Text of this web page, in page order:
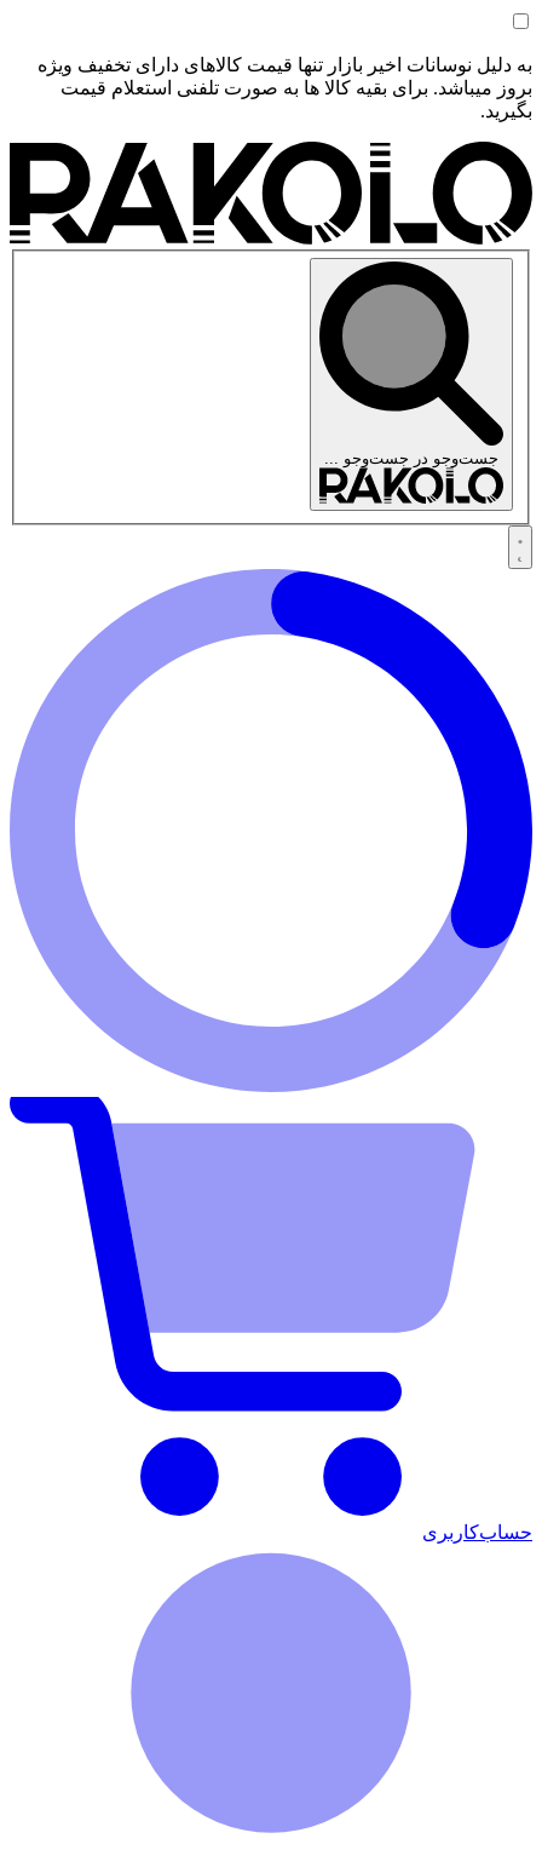
به دلیل نوسانات اخیر بازار تنها قیمت کالاهای دارای تخفیف ویژه
بروز میباشد. برای بقیه کالا ها به صورت تلفنی استعلام قیمت
بگیرید.
جست‌وجو در جست‌وجو ...
حساب‌کاربری